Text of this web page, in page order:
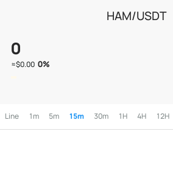
HAM/USDT
0
≈$0.00 0%
Line 1m 5m 15m 30m 1H 4H 12H